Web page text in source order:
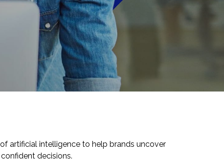
artificial intelligence to help brands uncover
decisions.